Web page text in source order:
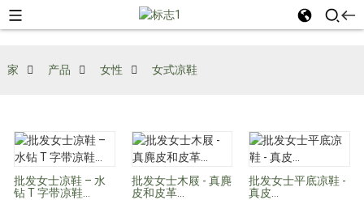
家 产品 女性 女式凉鞋
批发女士凉鞋 – 水
钻 T 字带凉鞋...
批发女士木屐 - 真麂
皮和皮革...
批发女士平底凉鞋 -
真皮...